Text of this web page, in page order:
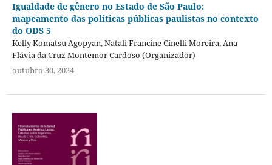
Igualdade de gênero no Estado de São Paulo:
mapeamento das políticas públicas paulistas no contexto
do ODS 5
Kelly Komatsu Agopyan, Natali Francine Cinelli Moreira, Ana
Flávia da Cruz Montemor Cardoso (Organizador)
outubro 30, 2024